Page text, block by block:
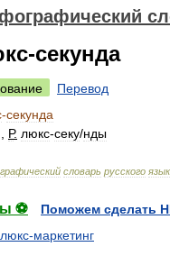
секунда
Перевод
-секунда
Р. люкс-секу/нды
словарь русского
⚽
Поможем сделать
люкс-маркетинг